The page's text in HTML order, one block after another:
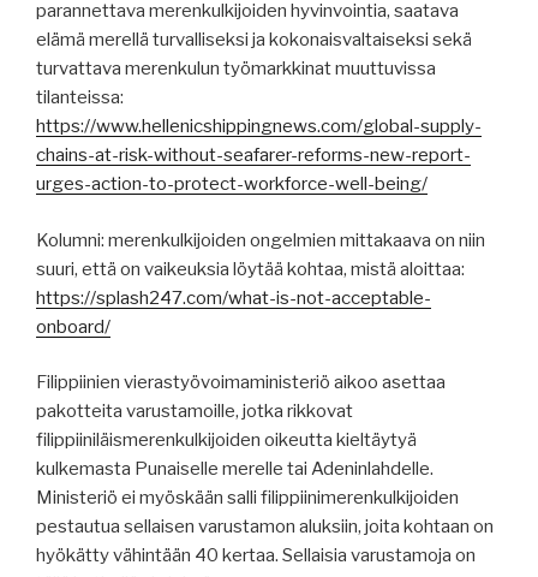
parannettava merenkulkijoiden hyvinvointia, saatava
elämä merellä turvalliseksi ja kokonaisvaltaiseksi sekä
turvattava merenkulun työmarkkinat muuttuvissa
tilanteissa:
https://www.hellenicshippingnews.com/global-supply-
chains-at-risk-without-seafarer-reforms-new-report-
urges-action-to-protect-workforce-well-being/
Kolumni: merenkulkijoiden ongelmien mittakaava on niin
suuri, että on vaikeuksia löytää kohtaa, mistä aloittaa:
https://splash247.com/what-is-not-acceptable-
onboard/
Filippiinien vierastyövoimaministeriö aikoo asettaa
pakotteita varustamoille, jotka rikkovat
filippiiniläismerenkulkijoiden oikeutta kieltäytyä
kulkemasta Punaiselle merelle tai Adeninlahdelle.
Ministeriö ei myöskään salli filippiinimerenkulkijoiden
pestautua sellaisen varustamon aluksiin, joita kohtaan on
hyökätty vähintään 40 kertaa. Sellaisia varustamoja on